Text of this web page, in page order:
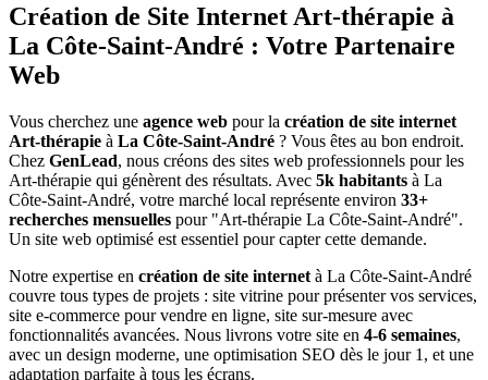
Création de Site Internet Art-thérapie à
La Côte-Saint-André : Votre Partenaire
Web
Vous cherchez une agence web pour la création de site internet
Art-thérapie à La Côte-Saint-André ? Vous êtes au bon endroit.
Chez GenLead, nous créons des sites web professionnels pour les
Art-thérapie qui génèrent des résultats. Avec 5k habitants à La
Côte-Saint-André, votre marché local représente environ 33+
recherches mensuelles pour "Art-thérapie La Côte-Saint-André".
Un site web optimisé est essentiel pour capter cette demande.
Notre expertise en création de site internet à La Côte-Saint-André
couvre tous types de projets : site vitrine pour présenter vos services,
site e-commerce pour vendre en ligne, site sur-mesure avec
fonctionnalités avancées. Nous livrons votre site en 4-6 semaines,
avec un design moderne, une optimisation SEO dès le jour 1, et une
adaptation parfaite à tous les écrans.